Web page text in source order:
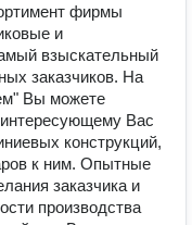
фирмы
и
взыскательный
заказчиков. На
Вы можете
Вас
конструкций,
к ним. Опытные
заказчика и
производства